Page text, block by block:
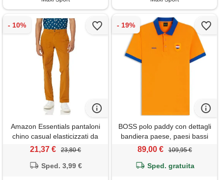
Amazon Essentials pantaloni
chino casual elasticizzati da
indossare tutto il giorno,
vestibilità aderente uomo,
cammello scuro, 38w / 34l
21,37 € 23,80 €
Sped. 3,99 €
BOSS polo paddy con dettagli
bandiera paese, paesi bassi
89,00 € 109,95 €
Sped. gratuita